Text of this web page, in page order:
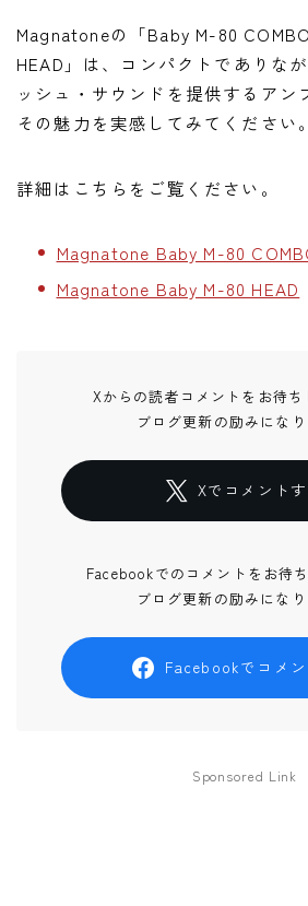
Magnatoneの「Baby M-80
HEAD」は、コンパクトでありな
ッシュ・サウンドを提供するアン
その魅力を実感してみてください。
詳細はこちらをご覧ください。
Magnatone Baby M-80
Magnatone Baby M-80 HEAD
Xからの読者コメントをお待ち
ブログ更新の励みになり
Xでコメントす
Facebookでのコメントをお待
ブログ更新の励みになり
Facebookでコメン
Sponsored Link